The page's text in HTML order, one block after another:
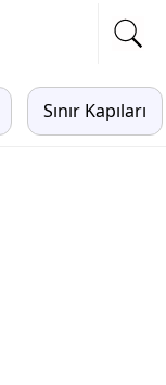
Sınır Kapıları